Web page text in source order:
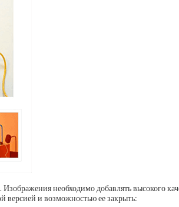
необходимо добавлять высокого
версией и возможностью ее закрыть: